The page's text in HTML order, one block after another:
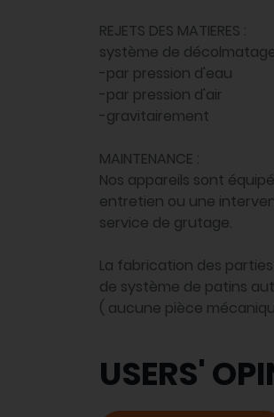
REJETS DES MATIERES :
système de
-par pression d'eau
-par pression d'air
-gravitairement
MAINTENANCE :
Nos appareils sont
entretien ou une
service de grutage.
La fabrication des
de système de patins
( aucune pièce
USERS'